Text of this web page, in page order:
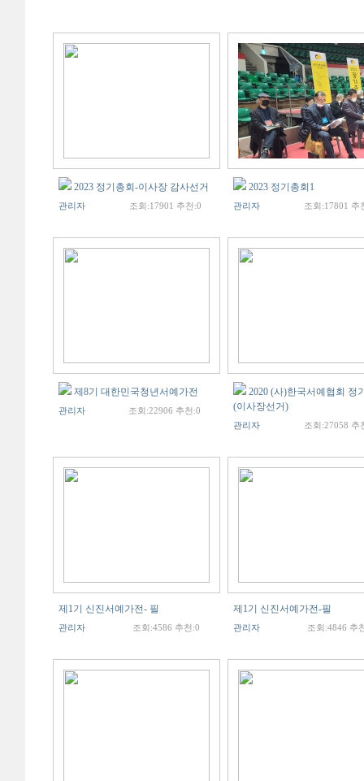
2023 정기총회-이사장 감사선거
관리자 조회:17901 추천:0
2023 정기총회1
관리자 조회:17801 추
제8기 대한민국청년서예가전
관리자 조회:22906 추천:0
2020 (사)한국서예협회 정
(이사장선거)
관리자 조회:27058 추
제1기 신진서예가전- 필
관리자 조회:4586 추천:0
제1기 신진서예가전-필
관리자 조회:4846 추